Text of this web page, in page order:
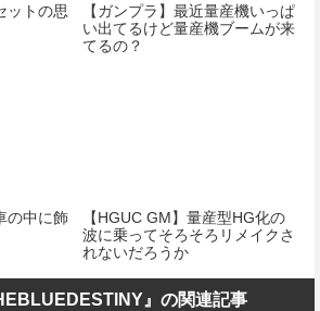
ットの思
【ガンプラ】最近量産機いっぱ
い出てるけど量産機ブームが来
てるの？
の中に飾
【HGUC GM】量産型HG化の
波に乗ってそろそろリメイクさ
れないだろうか
』の関連記事